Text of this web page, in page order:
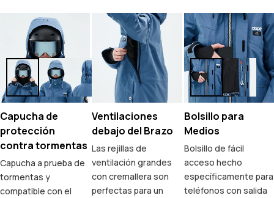
Capucha de
protección
contra tormentas
Capucha a prueba de
tormentas y
compatible con el
Ventilaciones
debajo del Brazo
Las rejillas de
ventilación grandes
con cremallera son
perfectas para un
Bolsillo para
Medios
Bolsillo de fácil
acceso hecho
específicamente para
teléfonos con salida